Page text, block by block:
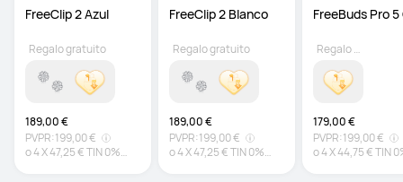
FreeClip 2 Azul
189,00 €
PVPR:199,00 €
o4X47,25 €TIN 0%
Regalo gratuito
FreeClip 2 Blanco
189,00 €
PVPR:199,00 €
o4X47,25 €TIN 0%
Regalo gratuito
FreeBuds Pro 5
179,00 €
PVPR:199,00 €
o4X44,75 €TIN
Regalo gratuito